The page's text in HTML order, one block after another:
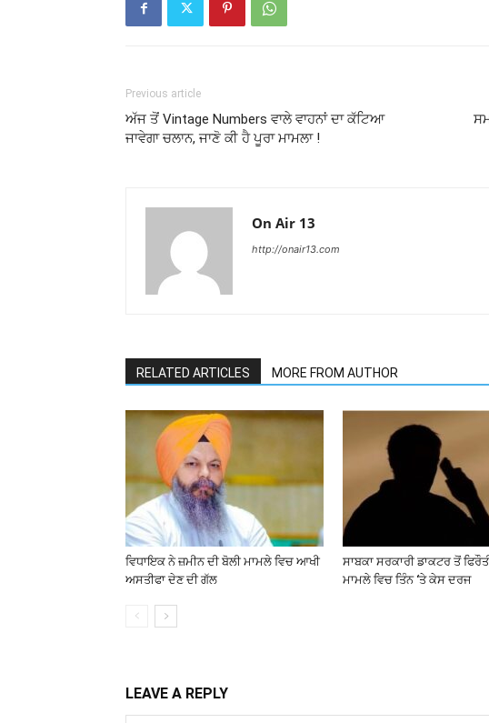
Previous article
ਅੱਜ ਤੋਂ Vintage Numbers ਵਾਲੇ ਵਾਹਨਾਂ ਦਾ ਕੱਟਿਆ
ਜਾਵੇਗਾ ਚਲਾਨ, ਜਾਣੋ ਕੀ ਹੈ ਪੂਰਾ ਮਾਮਲਾ !
On Air 13
http://onair13.com
RELATED ARTICLES MORE FROM AUTHOR
ਵਿਧਾਇਕ ਨੇ ਜ਼ਮੀਨ ਦੀ ਬੋਲੀ ਮਾਮਲੇ ਵਿਚ ਆਖੀ
ਅਸਤੀਫਾ ਦੇਣ ਦੀ ਗੱਲ
ਸਾਬਕਾ ਸਰਕਾਰੀ ਡਾਕਟਰ ਤੋਂ
ਮਾਮਲੇ ਵਿਚ ਤਿੰਨ ‘ਤੇ ਕੇਸ ਦਰਜ
LEAVE A REPLY